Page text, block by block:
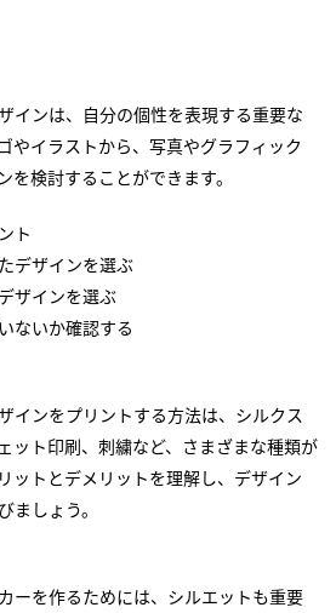
インは、自分の個性を表現する重要な
やイラストから、写真やグラフィック
を検討することができます。
ト
デザインを選ぶ
ザインを選ぶ
ないか確認する
インをプリントする方法は、シルクス
ット印刷、刺繍など、さまざまな種類が
ットとデメリットを理解し、デザイン
ましょう。
ーを作るためには、シルエットも重要